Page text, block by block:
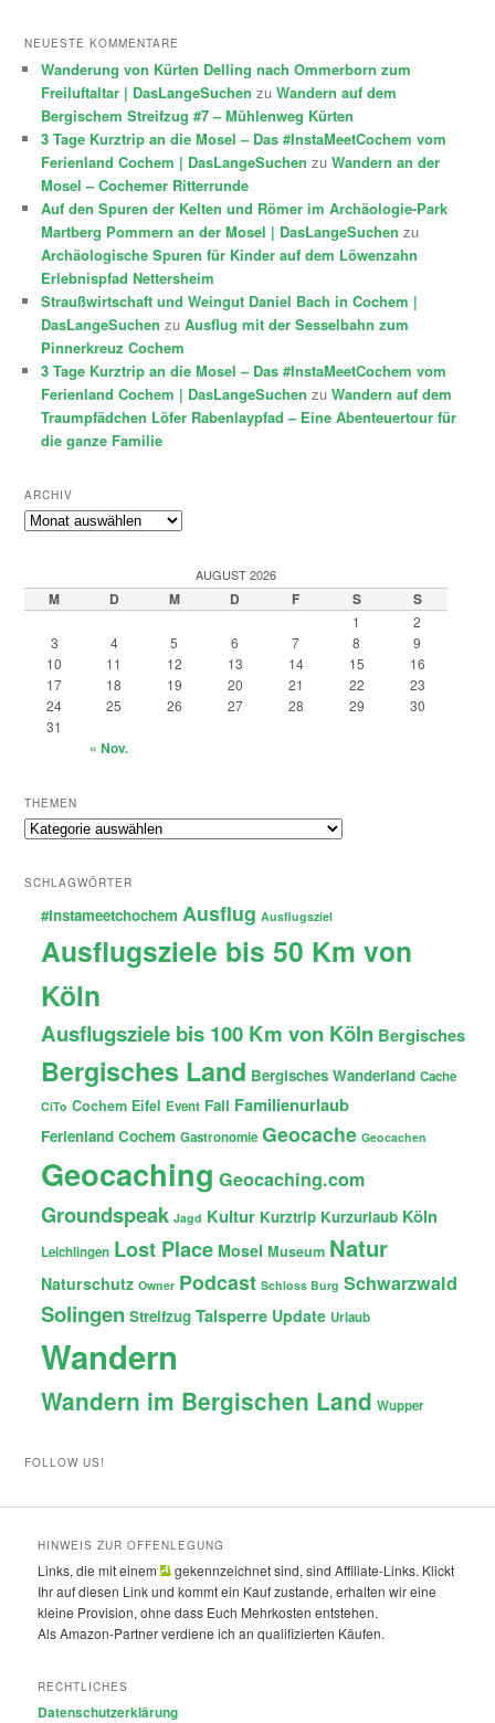
NEUESTE KOMMENTARE
Wanderung von Kürten Delling nach Ommerborn zum
Freiluftaltar | DasLangeSuchen zuWandern auf dem
Bergischem Streifzug #7 – Mühlenweg Kürten
3 Tage Kurztrip an die Mosel – Das #InstaMeetCochem vom
Ferienland Cochem | DasLangeSuchen zuWandern an der
Mosel – Cochemer Ritterrunde
Auf den Spuren der Kelten und Römer im Archäologie-Park
Martberg Pommern an der Mosel | DasLangeSuchen zu
Archäologische Spuren für Kinder auf dem Löwenzahn
Erlebnispfad Nettersheim
Straußwirtschaft und Weingut Daniel Bach in Cochem |
DasLangeSuchen zuAusflug mit der Sesselbahn zum
Pinnerkreuz Cochem
3 Tage Kurztrip an die Mosel – Das #InstaMeetCochem vom
Ferienland Cochem | DasLangeSuchen zuWandern auf dem
Traumpfädchen Löfer Rabenlaypfad – Eine Abenteuertour für
die ganze Familie
ARCHIV
Archiv
AUGUST 2026
M D M D F S S
1
2
3
4 5 6 7 8
9
10
11 12 13 14 15
16
17
18 19 20 21 22
23
24
25 26 27 28 29
30
31
« Nov.
THEMEN
Themen
SCHLAGWÖRTER
#instameetchochem Ausflug Ausflugsziel
Ausflugsziele bis 50 Km von
Köln
Ausflugsziele bis 100 Km von Köln Bergisches
Bergisches Land Bergisches Wanderland Cache
CiTo Cochem Eifel Event Fail Familienurlaub
Ferienland Cochem Gastronomie Geocache Geocachen
Geocaching Geocaching.com
Groundspeak Jagd Kultur Kurztrip Kurzurlaub Köln
Leichlingen Lost Place Mosel Museum Natur
Naturschutz Owner Podcast Schloss Burg Schwarzwald
Solingen Streifzug Talsperre Update Urlaub
Wandern
Wandern im Bergischen Land Wupper
FOLLOW US!
HINWEIS ZUR OFFENLEGUNG
Links, die mit einem
gekennzeichnet sind, sind Affiliate-Links. Klickt
Ihr auf diesen Link und kommt ein Kauf zustande, erhalten wir eine
kleine Provision, ohne dass Euch Mehrkosten entstehen.
Als Amazon-Partner verdiene ich an qualifizierten Käufen.
RECHTLICHES
Datenschutzerklärung